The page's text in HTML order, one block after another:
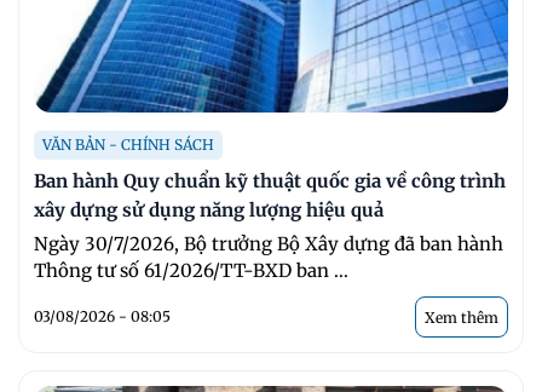
VĂN BẢN - CHÍNH SÁCH
Ban hành Quy chuẩn kỹ thuật quốc gia về công trình
xây dựng sử dụng năng lượng hiệu quả
Ngày 30/7/2026, Bộ trưởng Bộ Xây dựng đã ban hành
Thông tư số 61/2026/TT-BXD ban ...
03/08/2026 - 08:05 Xem thêm